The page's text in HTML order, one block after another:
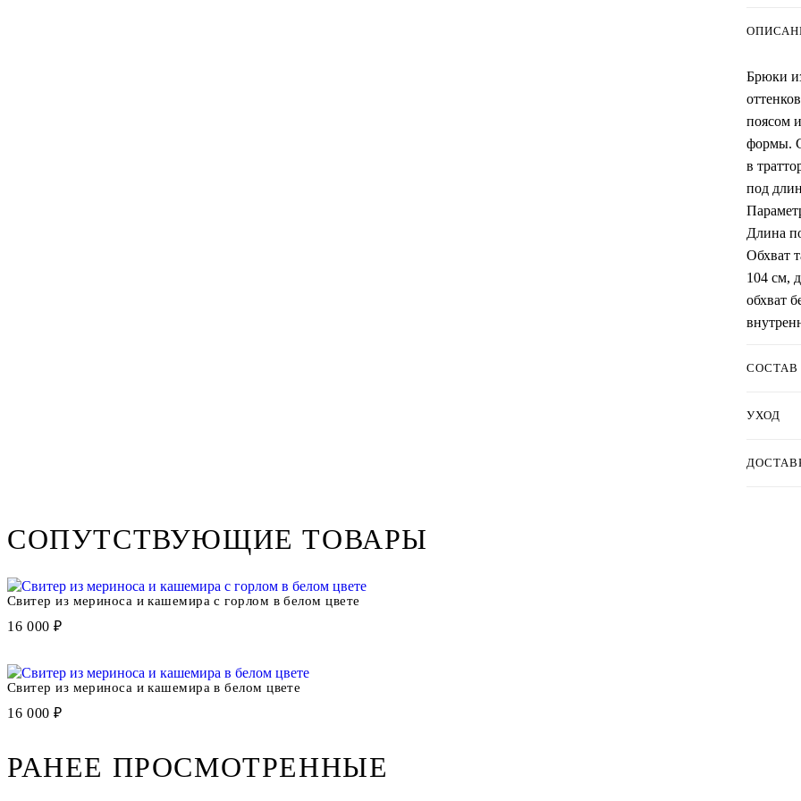
Брюки
поясом
формы.
в
под
Длина
Обхват
104 см,
обхват
СОСТАВ
УХОД
СОПУТСТВУЮЩИЕ ТОВАРЫ
Свитер из мериноса и кашемира с горлом в белом цвете
16 000 ₽
Свитер из мериноса и кашемира в белом цвете
16 000 ₽
РАНЕЕ ПРОСМОТРЕННЫЕ